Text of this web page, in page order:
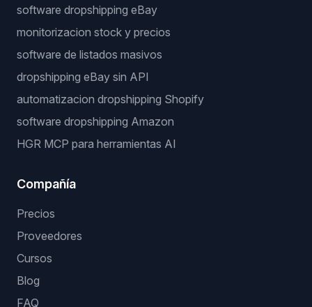
software dropshipping eBay
monitorizacion stock y precios
software de listados masivos
dropshipping eBay sin API
automatizacion dropshipping Shopify
software dropshipping Amazon
HGR MCP para herramientas AI
Compañía
Precios
Proveedores
Cursos
Blog
FAQ